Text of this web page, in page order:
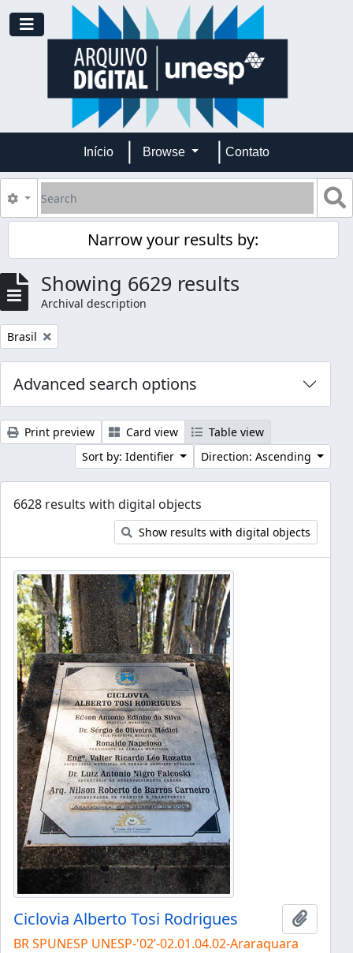
Skip to main content
Toggle navigation
Início Browse Contato
Search
Search options
Narrow your results by:
Showing 6629 results
Archival description
Remove filter:
Brasil
Advanced search options
Print preview Card view
Table view
Sort by: Identifier
Direction: Ascending
6628 results with digital objects
Show results with digital objects
Ciclovia Alberto Tosi Rodrigues
Add to
BR SPUNESP UNESP-'02’-02.01.04.02-Araraquara